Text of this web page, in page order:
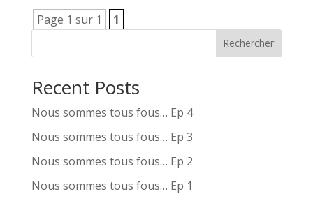
Page 1 sur 1 1
Rechercher
Recent Posts
Nous sommes tous fous… Ep 4
Nous sommes tous fous… Ep 3
Nous sommes tous fous… Ep 2
Nous sommes tous fous… Ep 1